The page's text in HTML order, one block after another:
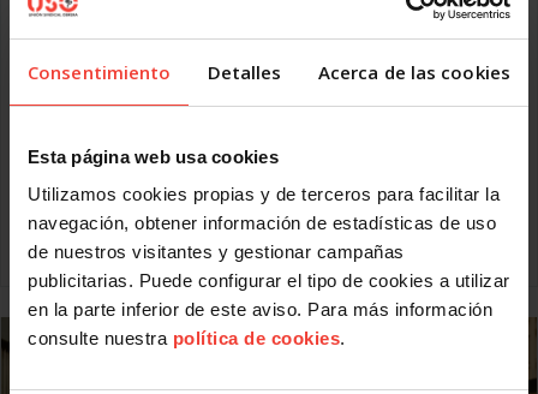
Consentimiento Detalles Acerca de las cookies
Esta página web usa cookies
Utilizamos cookies propias y de terceros para facilitar la
navegación, obtener información de estadísticas de uso
de nuestros visitantes y gestionar campañas
publicitarias. Puede configurar el tipo de cookies a utilizar
en la parte inferior de este aviso. Para más información
consulte nuestra política de cookies.
Social. Responde, a la progresiva implantación de la
administración electrónica para reducir costes
los expedientes y mejorar la trazabilidad de las actuaciones
públicas.
fundamentalmente dos novedades:
amplía los supuestos en los que determinadas personas
físicas deberán recibir electrónicamente las
Leer más